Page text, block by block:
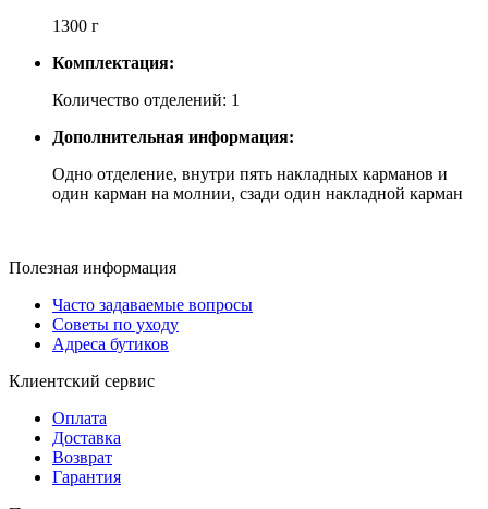
1300 г
Комплектация:
Количество отделений: 1
Дополнительная информация:
Одно отделение, внутри пять накладных карманов и
один карман на молнии, сзади один накладной карман
Полезная информация
Часто задаваемые вопросы
Советы по уходу
Адреса бутиков
Клиентский сервис
Оплата
Доставка
Возврат
Гарантия